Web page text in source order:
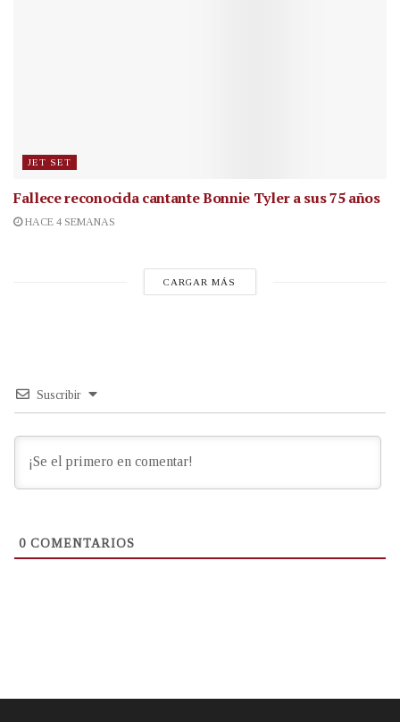
JET SET
Fallece reconocida cantanteBonnie Tyler a sus 75 años
HACE 4 SEMANAS
CARGAR MÁS
Suscribir
0 COMENTARIOS